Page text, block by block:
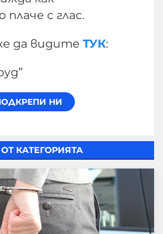
с глас.
да видите ТУК:
КАТЕГОРИЯТА